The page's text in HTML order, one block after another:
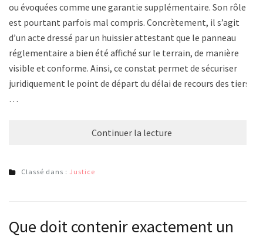
ou évoquées comme une garantie supplémentaire. Son rôle
est pourtant parfois mal compris. Concrètement, il s’agit
d’un acte dressé par un huissier attestant que le panneau
réglementaire a bien été affiché sur le terrain, de manière
visible et conforme. Ainsi, ce constat permet de sécuriser
juridiquement le point de départ du délai de recours des tiers.
…
Continuer la lecture
Classé dans : Justice
Que doit contenir exactement un